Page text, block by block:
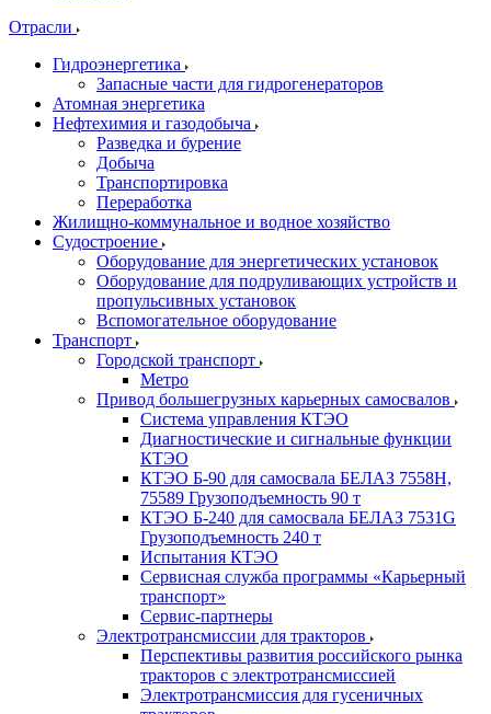
Отрасли
Гидроэнергетика
Запасные части для гидрогенераторов
Атомная энергетика
Нефтехимия и газодобыча
Разведка и бурение
Добыча
Транспортировка
Переработка
Жилищно-коммунальное и водное хозяйство
Судостроение
Оборудование для энергетических установок
Оборудование для подруливающих устройств и
пропульсивных установок
Вспомогательное оборудование
Транспорт
Городской транспорт
Метро
Привод большегрузных карьерных самосвалов
Система управления КТЭО
Диагностические и сигнальные функции
КТЭО
КТЭО Б-90 для самосвала БЕЛАЗ 7558H,
75589 Грузоподъемность 90 т
КТЭО Б-240 для самосвала БЕЛАЗ 7531G
Грузоподъемность 240 т
Испытания КТЭО
Сервисная служба программы «Карьерный
транспорт»
Сервис-партнеры
Электротрансмиссии для тракторов
Перспективы развития российского рынка
тракторов с электротрансмиссией
Электротрансмиссия для гусеничных